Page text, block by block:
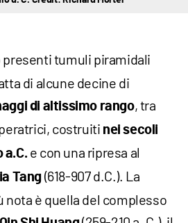
presenti tumuli piramidali
di alcune decine di
di altissimo rango, tra
costruiti nei secoli
a.C.e con una ripresa al
Tang (618-907 d.C.). La
nota è quella del complesso